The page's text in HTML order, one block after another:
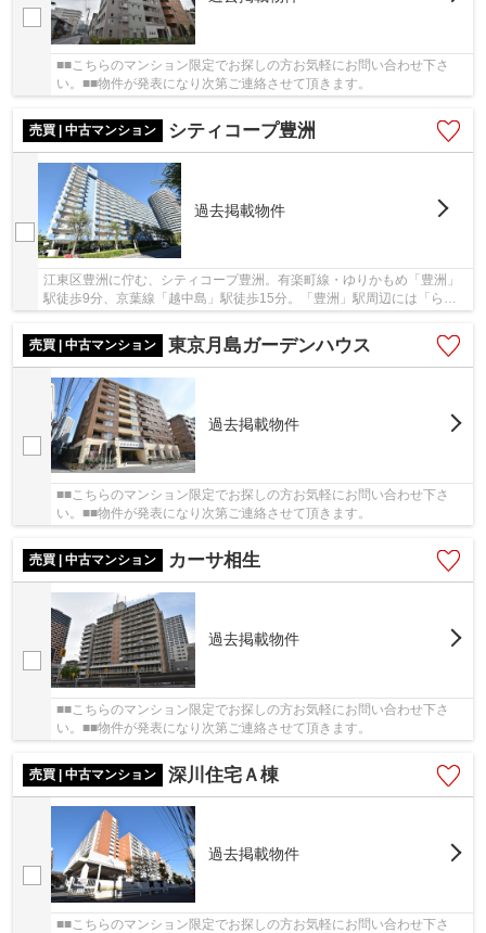
■■こちらのマンション限定でお探しの方お気軽にお問い合わせ下さ
い。■■物件が発表になり次第ご連絡させて頂きます。
売買 | 中古マンション シティコープ豊洲
過去掲載物件
江東区豊洲に佇む、シティコープ豊洲。有楽町線・ゆりかもめ「豊洲」
駅徒歩9分、京葉線「越中島」駅徒歩15分。「豊洲」駅周辺には「らら
売買 | 中古マンション
東京月島ガーデンハウス
過去掲載物件
■■こちらのマンション限定でお探しの方お気軽にお問い合わせ下さ
い。■■物件が発表になり次第ご連絡させて頂きます。
売買 | 中古マンション カーサ相生
過去掲載物件
■■こちらのマンション限定でお探しの方お気軽にお問い合わせ下さ
い。■■物件が発表になり次第ご連絡させて頂きます。
売買 | 中古マンション 深川住宅Ａ棟
過去掲載物件
■■こちらのマンション限定でお探しの方お気軽にお問い合わせ下さ